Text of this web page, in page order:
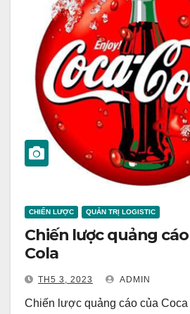
CHIẾN LƯỢC QUẢN TRỊ LOGISTIC
Chiến lược quảng
Cola
TH5 3, 2023 ADMIN
Chiến lược quảng cáo của